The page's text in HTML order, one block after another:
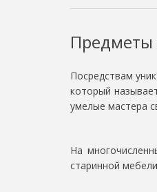
Предметы
Посредствам
который
умелые мастера
На
старинной